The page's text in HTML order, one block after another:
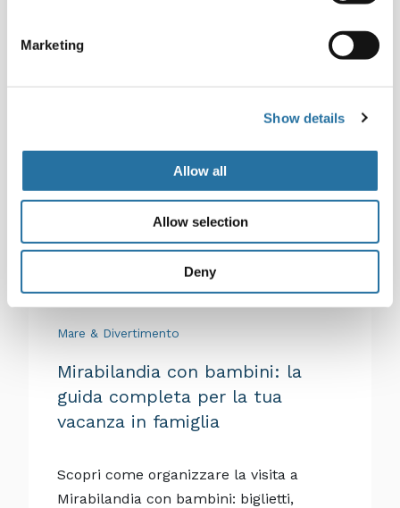
Marketing
Show details
Allow all
Allow selection
Deny
Luglio 3, 2026
Mare & Divertimento
Mirabilandia con bambini: la
guida completa per la tua
vacanza in famiglia
Scopri come organizzare la visita a
Mirabilandia con bambini: biglietti,